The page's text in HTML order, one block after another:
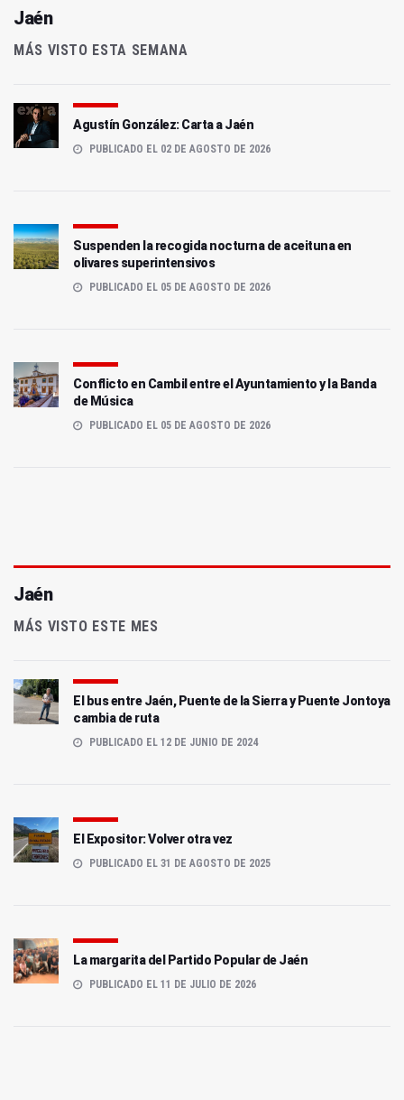
Jaén
MÁS VISTO ESTA SEMANA
Agustín González: Carta a Jaén
PUBLICADO EL 02 DE AGOSTO DE 2026
Suspenden la recogida nocturna de aceituna en
olivares superintensivos
PUBLICADO EL 05 DE AGOSTO DE 2026
Conflicto en Cambil entre el Ayuntamiento y la Banda
de Música
PUBLICADO EL 05 DE AGOSTO DE 2026
Jaén
MÁS VISTO ESTE MES
El bus entre Jaén, Puente de la Sierra y Puente Jontoya
cambia de ruta
PUBLICADO EL 12 DE JUNIO DE 2024
El Expositor: Volver otra vez
PUBLICADO EL 31 DE AGOSTO DE 2025
La margarita del Partido Popular de Jaén
PUBLICADO EL 11 DE JULIO DE 2026